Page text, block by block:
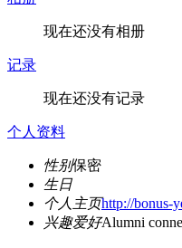
现在还没有相册
记录
现在还没有记录
个人资料
性别保密
生日
个人主页http://bonus-
兴趣爱好Alumni